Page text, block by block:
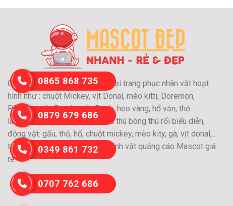
Chuyên may và cho thuê các loại trang phục nhân vật hoạt
hình như : chuột Mickey, vịt Donal, mèo kitti, Doremon,
Pikachu, gấu Panda, gấu Pooh, heo vàng, hổ vằn, thỏ
láu….Chuyên nhận may Mascot thú bông thú rối biểu diễn,
động vật: gấu, thỏ, hổ, chuột mickey, mèo kity, gà, vịt donal,…
trang phục nhân vật hoạt hình,linh vật quảng cáo Mascot giá
rẻ
0865 868 735
0879 679 686
0349 861 732
0707 762 686